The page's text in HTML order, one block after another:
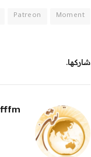
Moment
Patreon
شاركها.
fffm